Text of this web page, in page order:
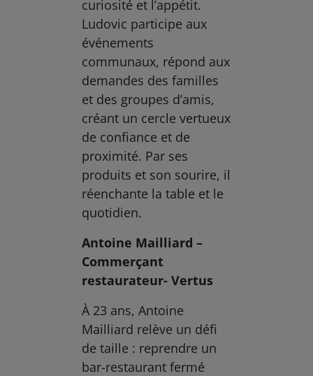
curiosité et l’appétit.
Ludovic participe aux
événements
communaux, répond aux
demandes des familles
et des groupes d’amis,
créant un cercle vertueux
de confiance et de
proximité. Par ses
produits et son sourire, il
réenchante la table et le
quotidien.
Antoine Mailliard –
Commerçant
restaurateur- Vertus
À 23 ans, Antoine
Mailliard relève un défi
de taille : reprendre un
bar-restaurant fermé